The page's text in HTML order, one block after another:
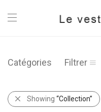
Catégories Filtrer
Showing “Collection”